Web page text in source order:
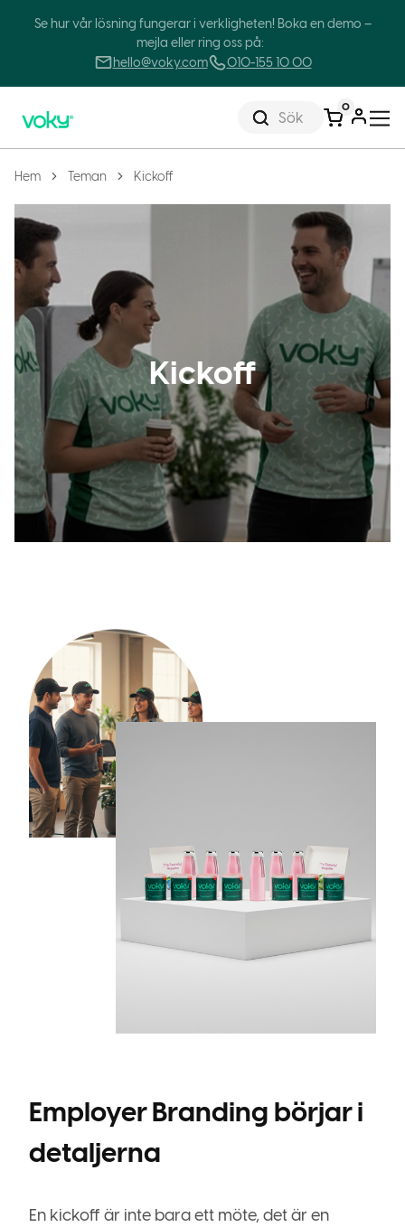
Se hur vår lösning fungerar i verkligheten! Boka en demo –
mejla eller ring oss på:
hello@voky.com
010-155 10 00
Sök
0
Hem Teman Kickoff
Kickoff
Employer Branding börjar i
detaljerna
En kickoff är inte bara ett möte, det är en